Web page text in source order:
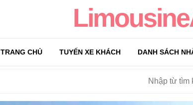
TRANG CHỦ TUYẾN XE KHÁCH DANH SÁCH